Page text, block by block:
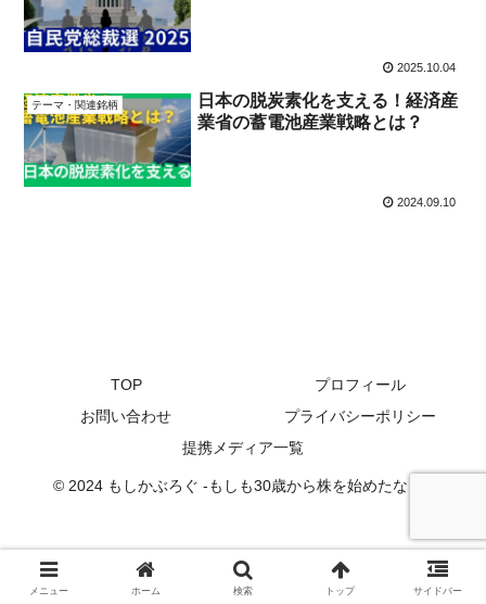
2025.10.04
テーマ・関連銘柄
日本の脱炭素化を支える！経済産
業省の蓄電池産業戦略とは？
2024.09.10
TOP
プロフィール
お問い合わせ
プライバシーポリシー
提携メディア一覧
© 2024 もしかぶろぐ -もしも30歳から株を始めたなら-.
メニュー ホーム 検索 トップ サイドバー